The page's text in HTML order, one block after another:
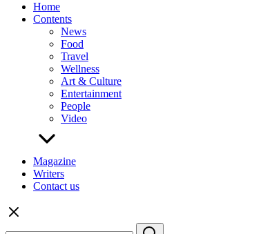
Home
Contents
News
Food
Travel
Wellness
Art & Culture
Entertainment
People
Video
Magazine
Writers
Contact us